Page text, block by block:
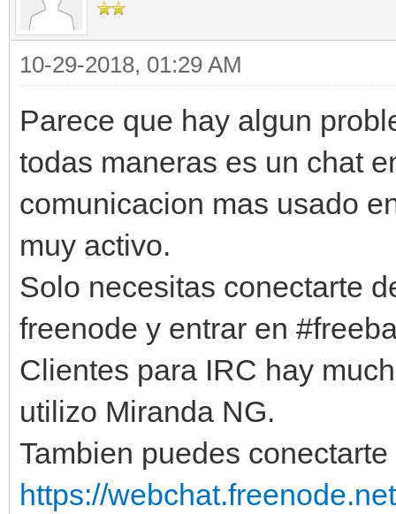
10-29-2018, 01:29 AM
Parece que hay algun
todas maneras es un chat
comunicacion mas usado
muy activo.
Solo necesitas conectarte
freenode y entrar en
Clientes para IRC hay
utilizo Miranda NG.
Tambien puedes
https://